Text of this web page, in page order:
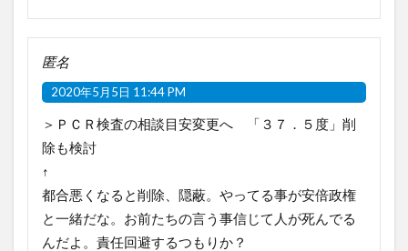
匿名
2020年5月5日 11:44 PM
＞ＰＣＲ検査の相談目安変更へ 「３７．５度」削
除も検討
↑
都合悪くなると削除、隠蔽。やってる事が安倍政権
と一緒だな。お前たちの言う事信じて人が死んでる
んだよ。責任回避するつもりか？